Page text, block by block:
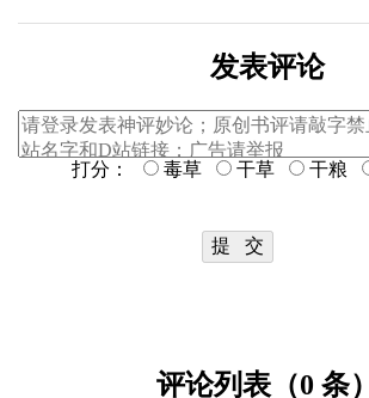
发表评论
打分： 毒草 干草 干粮
评论列表（0 条）